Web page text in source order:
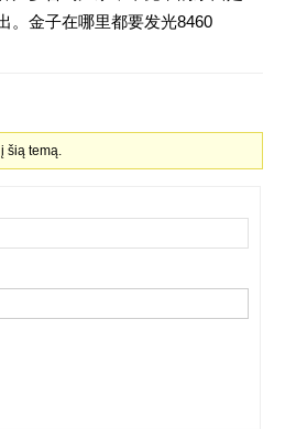
。金子在哪里都要发光8460
šią temą.